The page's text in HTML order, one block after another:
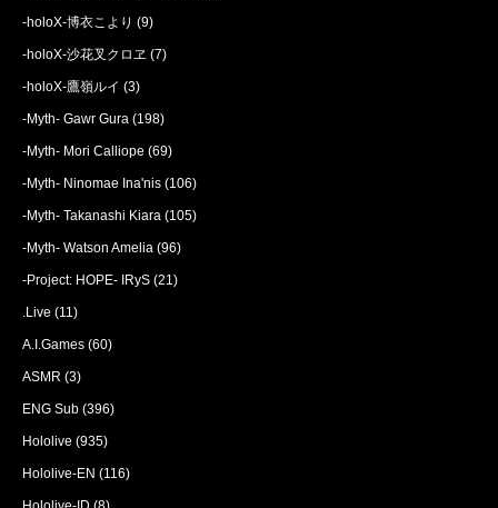
-holoX-博衣こより (9)
-holoX-沙花叉クロヱ (7)
-holoX-鷹嶺ルイ (3)
-Myth- Gawr Gura (198)
-Myth- Mori Calliope (69)
-Myth- Ninomae Ina'nis (106)
-Myth- Takanashi Kiara (105)
-Myth- Watson Amelia (96)
-Project: HOPE- IRyS (21)
.Live (11)
A.I.Games (60)
ASMR (3)
ENG Sub (396)
Hololive (935)
Hololive-EN (116)